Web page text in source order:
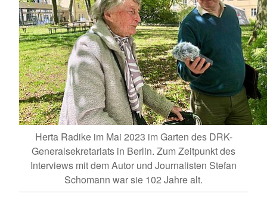
Herta Radike im Mai 2023 im Garten des DRK-
Generalsekretariats in Berlin. Zum Zeitpunkt des
Interviews mit dem Autor und Journalisten Stefan
Schomann war sie 102 Jahre alt.